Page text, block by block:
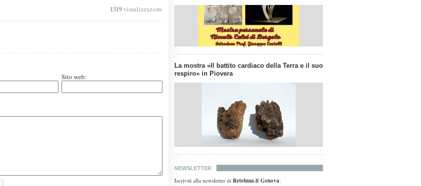
La mostra «Il battito cardiaco della Terra e il suo
respiro» in Piovera
NEWSLETTER
Iscriviti alla newsletter di Reteluna.it Genova:
1319visualizzazioni
Sito web: